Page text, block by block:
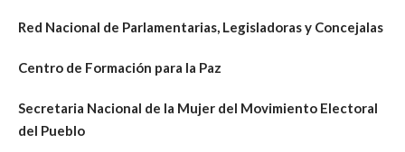
Red Nacional de Parlamentarias, Legisladoras y Concejalas
Centro de Formación para la Paz
Secretaria Nacional de la Mujer del Movimiento Electoral
del Pueblo